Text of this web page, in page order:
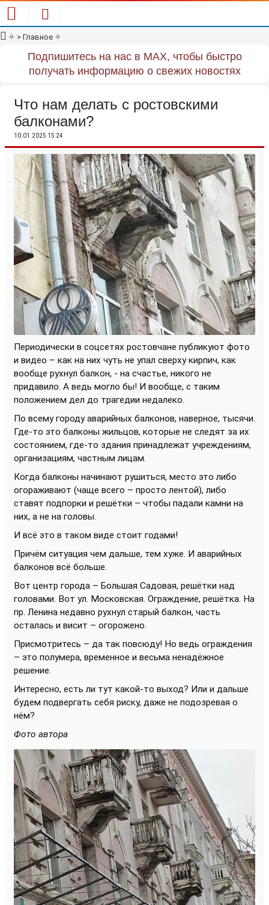
✧ > Главное ✧
Подпишитесь на нас в MAX, чтобы быстро
получать информацию о свежих новостях
Что нам делать с ростовскими
балконами?
10.01.2025 15:24
Периодически в соцсетях ростовчане публикуют фото
и видео – как на них чуть не упал сверху кирпич, как
вообще рухнул балкон, - на счастье, никого не
придавило. А ведь могло бы! И вообще, с таким
положением дел до трагедии недалеко.
По всему городу аварийных балконов, наверное, тысячи.
Где-то это балконы жильцов, которые не следят за их
состоянием, где-то здания принадлежат учреждениям,
организациям, частным лицам.
Когда балконы начинают рушиться, место это либо
огораживают (чаще всего – просто лентой), либо
ставят подпорки и решётки – чтобы падали камни на
них, а не на головы.
И всё это в таком виде стоит годами!
Причём ситуация чем дальше, тем хуже. И аварийных
балконов всё больше.
Вот центр города – Большая Садовая, решётки над
головами. Вот ул. Московская. Ограждение, решётка. На
пр. Ленина недавно рухнул старый балкон, часть
осталась и висит – огорожено.
Присмотритесь – да так повсюду! Но ведь ограждения
– это полумера, временное и весьма ненадёжное
решение.
Интересно, есть ли тут какой-то выход? Или и дальше
будем подвергать себя риску, даже не подозревая о
нём?
Фото автора